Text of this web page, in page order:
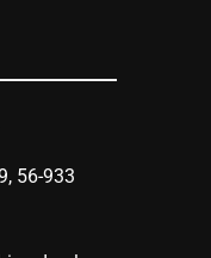
zarobki
w
i
56-933